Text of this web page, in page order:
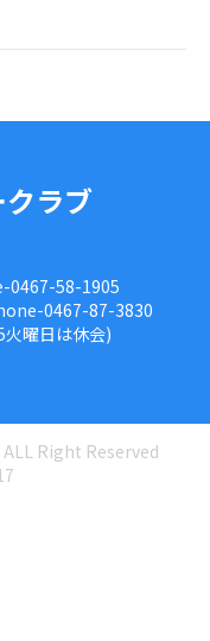
ラブ
58-1905
0467-87-3830
曜日は休会)
Right Reserved